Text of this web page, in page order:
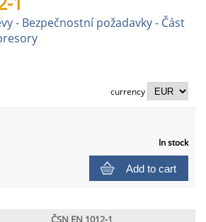
- Bezpečnostní požadavky - Část
currency
In stock
Add to cart
ČSN EN 1012-1